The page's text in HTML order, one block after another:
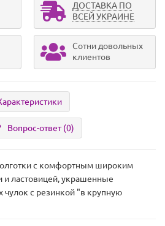
ДОСТАВКА ПО
ВСЕЙ УКРАИНЕ
Сотни довольных
клиентов
Вопрос-ответ(0)
с комфортным широким
ластовицей, украшенные
чулок с резинкой "в крупную